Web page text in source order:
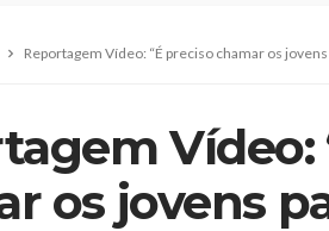
Reportagem Vídeo: “É preciso chamar os jovens
Vídeo:
os jovens